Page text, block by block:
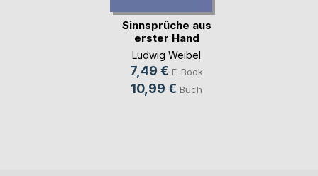
Sinnsprüche aus
erster Hand
Ludwig Weibel
7,49 € E-Book
10,99 € Buch